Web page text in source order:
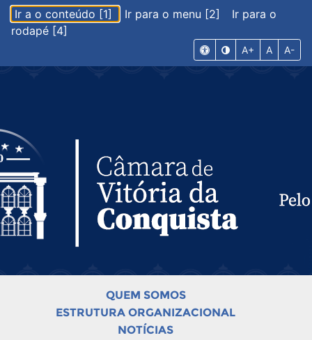
Ir a o conteúdo [1] Ir para o menu [2]
Ir para o
rodapé [4]
A+ A A-
QUEM SOMOS
ESTRUTURA ORGANIZACIONAL
NOTÍCIAS